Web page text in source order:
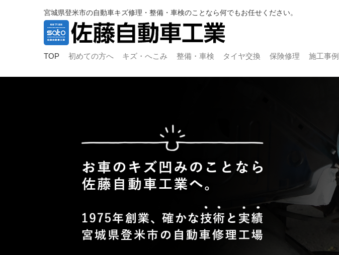
宮城県登米市の自動車キズ修理・整備・車検のことなら何でもお任せください。
TOP 初めての方へ キズ・へこみ 整備・車検 タイヤ交換 保険修理 施工事例